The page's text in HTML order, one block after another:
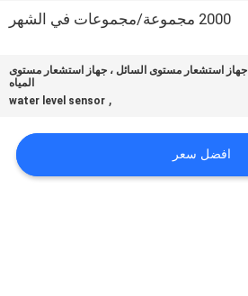
2000 مجموعة/مجموعات في الشهر
جهاز استشعار مستوى السائل ، جهاز استشعار مستوى
المياه
,
water level sensor
افضل سعر